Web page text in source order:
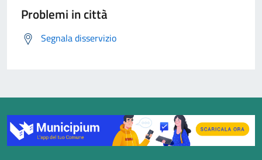
Problemi in città
Segnala disservizio